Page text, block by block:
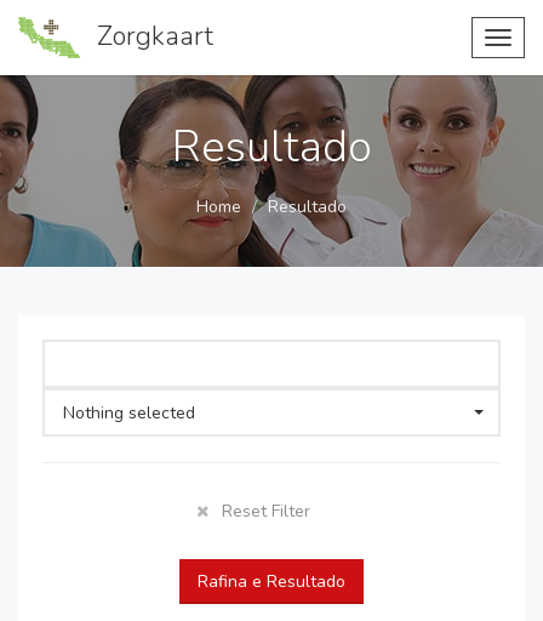
Zorgkaart
Resultado
Home Resultado
Nothing selected
Reset Filter
Rafina e Resultado